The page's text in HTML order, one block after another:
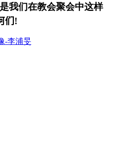
我们在教会聚会中这样
们!
-李浦旻